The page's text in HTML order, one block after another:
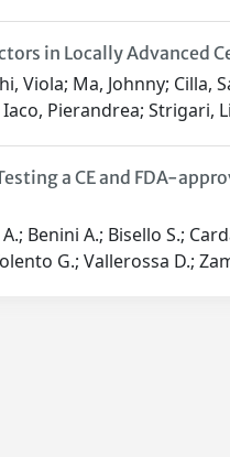
in Locally Advanced
Viola; Ma, Johnny;
Pierandrea; Strigari,
a CE and FDA-
Benini A.; Bisello S.;
G.; Vallerossa D.;